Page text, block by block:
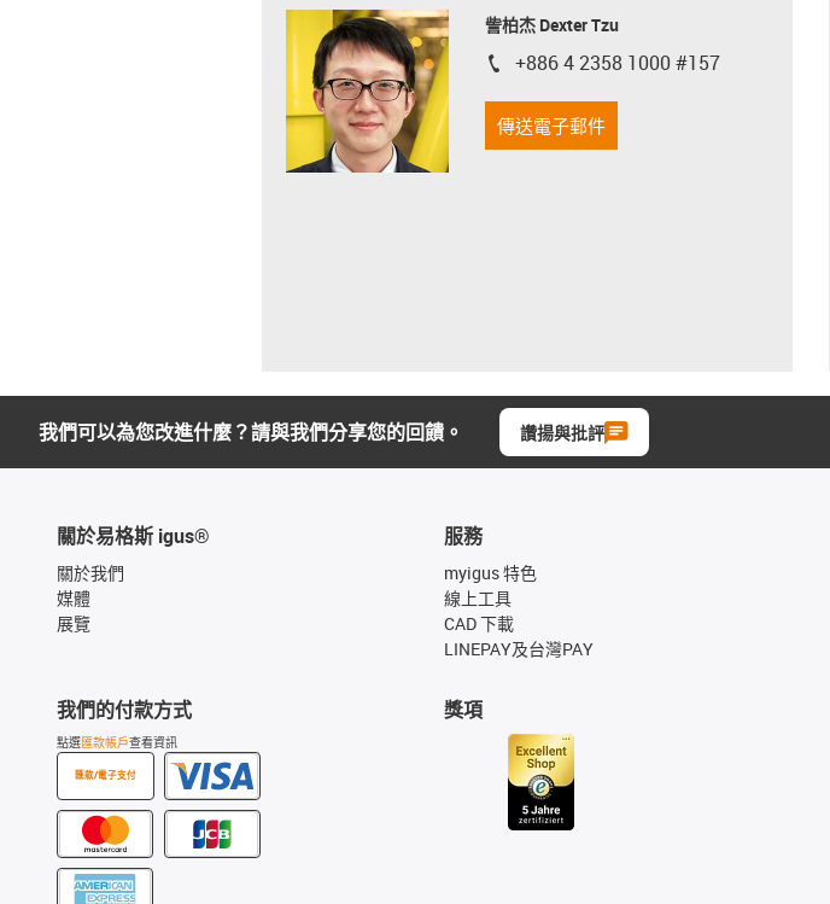
訾柏杰 Dexter Tzu
igus-icon-phone
+886 4 2358 1000 #157
傳送電子郵件
我們可以為您改進什麼？請與我們分享您的回饋。 讚揚與批評
關於易格斯 igus®
關於我們
媒體
展覽
我們的付款方式
點選匯款帳戶查看資訊
匯款/電子支付
服務
myigus 特色
線上工具
CAD 下載
LINEPAY及台灣PAY
獎項